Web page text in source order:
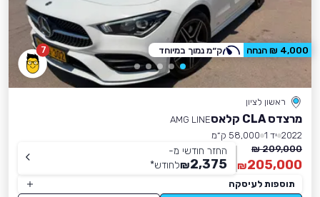
7
ראשון לציון
מרצדס CLA קלאס
AMG LINE
2022 יד 1
58,000 ק״מ
209,000 ₪
205,000
₪
החזר חודשי מ-
2,375
₪לחודש*
תוספות לעיסקה
4,000 ₪ הנחה ק״מ נמוך במיוחד